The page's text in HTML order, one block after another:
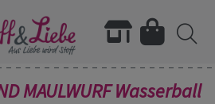
MAULWURF Wasserball